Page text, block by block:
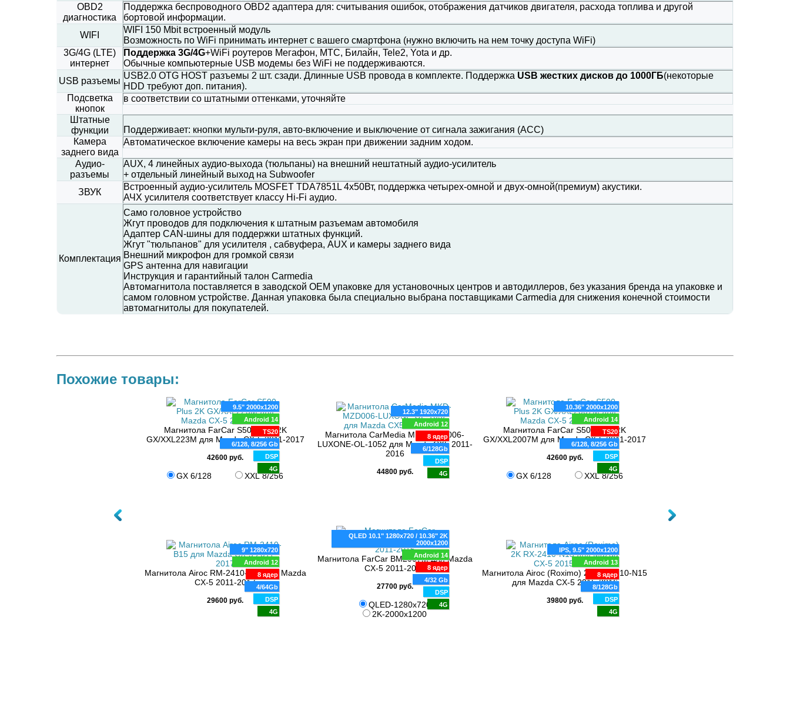
OBD2
диагностика
Поддержка беспроводного OBD2 адаптера для: считывания ошибок, отображения датчиков двигателя, расхода топлива и другой
бортовой информации.
WIFI
WIFI 150 Mbit встроенный модуль
Возможность по WiFi принимать интернет с вашего смартфона (нужно включить на нем точку доступа WiFi)
3G/4G (LTE)
интернет
Поддержка 3G/4G+WiFi роутеров Мегафон, МТС, Билайн, Tele2, Yota и др.
Обычные компьютерные USB модемы без WiFi не поддерживаются.
USB разъемы
USB2.0 OTG HOST разъемы 2 шт. сзади. Длинные USB провода в комплекте. Поддержка USB жестких дисков до 1000ГБ(некоторые
HDD требуют доп. питания).
Подсветка
кнопок
в соответствии со штатными оттенками, уточняйте
Штатные
функции
Поддерживает: кнопки мульти-руля, авто-включение и выключение от сигнала зажигания (ACC)
Камера
заднего вида
Автоматическое включение камеры на весь экран при движении задним ходом.
Аудио-
разъемы
AUX, 4 линейных аудио-выхода (тюльпаны) на внешний нештатный аудио-усилитель
+ отдельный линейный выход на Subwoofer
ЗВУК
Встроенный аудио-усилитель MOSFET TDA7851L 4х50Вт, поддержка четырех-омной и двух-омной(премиум) акустики.
АЧХ усилителя соответствует классу Hi-Fi аудио.
Комплектация
Само головное устройство
Жгут проводов для подключения к штатным разъемам автомобиля
Адаптер CAN-шины для поддержки штатных функций.
Жгут "тюльпанов" для усилителя , сабвуфера, AUX и камеры заднего вида
Внешний микрофон для громкой связи
GPS антенна для навигации
Инструкция и гарантийный талон Carmedia
Автомагнитола поставляется в заводской OEM упаковке для установочных центров и автодиллеров, без указания бренда на упаковке и
самом головном устройстве. Данная упаковка была специально выбрана поставщиками Carmedia для снижения конечной стоимости
автомагнитолы для покупателей.
Похожие товары:
9.5" 2000x1200
Android 14
TS20
6/128, 8/256 Gb
DSP
4G
Магнитола FarCar S500 Plus 2K
GX/XXL223M для Mazda CX-5 2011-2017
42600 руб.
GX 6/128 XXL 8/256
12.3" 1920x720
Android 12
8 ядер
6/128Gb
DSP
4G
Магнитола CarMedia MKD-MZD006-
LUXONE-OL-1052 для Mazda CX5 2011-
2016
44800 руб.
10.36" 2000x1200
Android 14
TS20
6/128, 8/256 Gb
DSP
4G
Магнитола FarCar S500 Plus 2K
GX/XXL2007M для Mazda CX-5 2011-2017
42600 руб.
GX 6/128 XXL 8/256
9" 1280x720
Android 12
8 ядер
4/64Gb
DSP
4G
Магнитола Airoc RM-2410-B15 для Mazda
CX-5 2011-2017
29600 руб.
QLED 10.1" 1280x720 / 10.36" 2K
2000x1200
Android 14
8 ядер
4/32 Gb
DSP
4G
Магнитола FarCar BM2007M для Mazda
CX-5 2011-2015
27700 руб.
QLED-1280x720
2K-2000x1200
IPS, 9.5" 2000x1200
Android 13
8 ядер
8/128Gb
DSP
4G
Магнитола Airoc (Roximo) 2K RX-2410-N15
для Mazda CX-5 2015-2016
39800 руб.